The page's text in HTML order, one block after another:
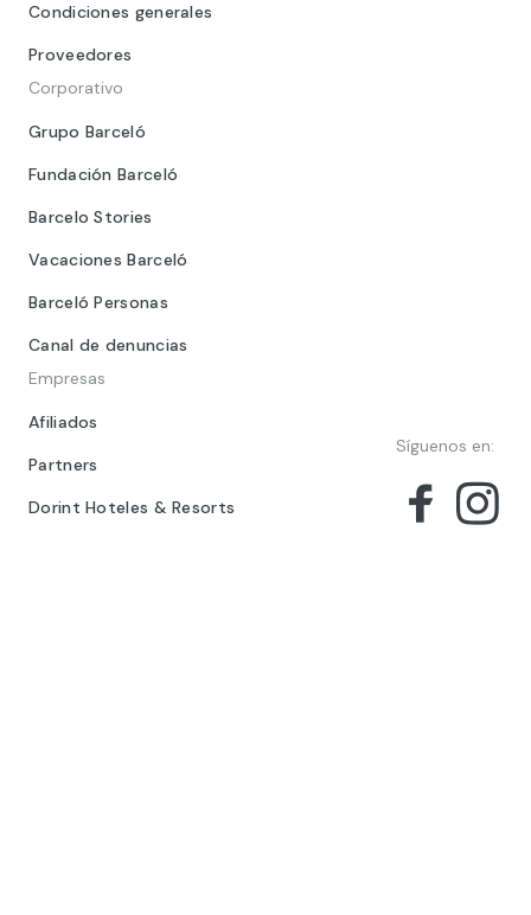
Condiciones generales
Proveedores
Corporativo
Grupo Barceló
Fundación Barceló
Barcelo Stories
Vacaciones Barceló
Barceló Personas
Canal de denuncias
Empresas
Afiliados
Partners
Dorint Hoteles & Resorts
Síguenos en: